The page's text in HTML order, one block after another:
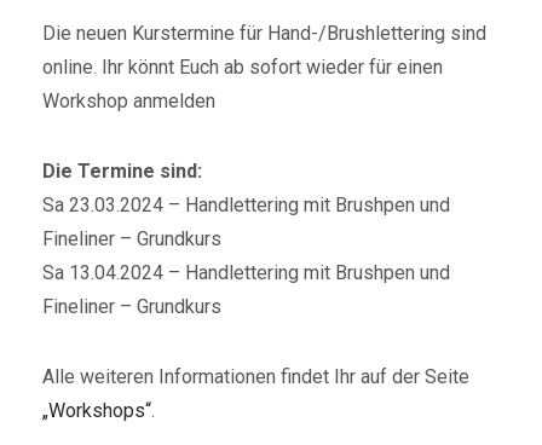
Die neuen Kurstermine für Hand-/Brushlettering sind
online. Ihr könnt Euch ab sofort wieder für einen
Workshop anmelden
Die Termine sind:
Sa 23.03.2024 – Handlettering mit Brushpen und
Fineliner – Grundkurs
Sa 13.04.2024 – Handlettering mit Brushpen und
Fineliner – Grundkurs
Alle weiteren Informationen findet Ihr auf der Seite
„Workshops“.